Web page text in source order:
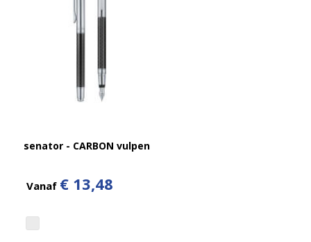
senator - CARBON vulpen
Vanaf € 13,48